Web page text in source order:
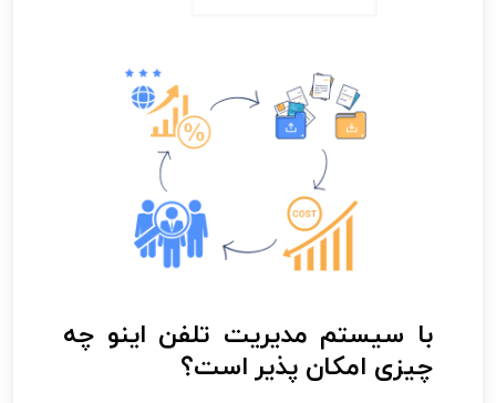
با سیستم مدیریت تلفن اینو چه
چیزی امکان پذیر است؟